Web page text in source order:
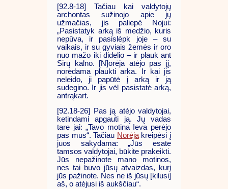
[92.8-18] Tačiau kai valdytojų
archontas sužinojo apie jų
užmačias, jis paliepė Nojui:
„Pasistatyk arką iš medžio, kuris
nepūva, ir pasislėpk joje – su
vaikais, ir su gyviais žemės ir oro
nuo mažo iki didelio – ir plauk ant
Sirų kalno. [N]orėja atėjo pas jį,
norėdama plaukti arka. Ir kai jis
neleido, ji papūtė į arką ir ją
sudegino. Ir jis vėl pasistatė arką,
antrąkart.
[92.18-26] Pas ją atėjo valdytojai,
ketindami apgauti ją. Jų vadas
tare jai: „Tavo motina Ieva perėjo
pas mus“. Tačiau Norėjakreipėsi į
juos sakydama: „Jūs esate
tamsos valdytojai, būkite prakeikti.
Jūs nepažinote mano motinos,
nes tai buvo jūsų atvaizdas, kurį
jūs pažinote. Nes ne iš jūsų [kilusi]
aš, o atėjusi iš aukščiau“.